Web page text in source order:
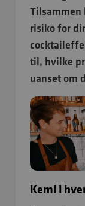
Tilsammen
risiko for
til, hvilke
uanset om
Kemi i